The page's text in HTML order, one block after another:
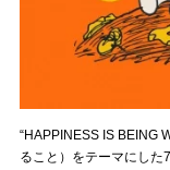
“HAPPINESS IS BEING
ること）をテーマにし